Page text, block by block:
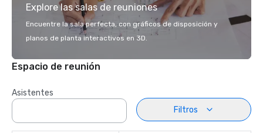
Explore las salas de reuniones
Encuentre la sala perfecta, con gráficos de disposición y
planos de planta interactivos en 3D.
Espacio de reunión
Asistentes
Filtros